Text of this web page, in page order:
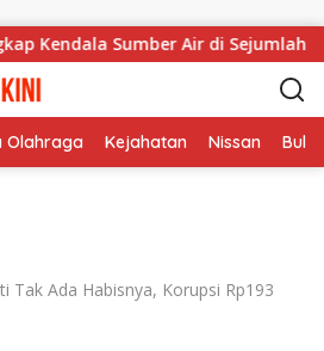
Sumber Air di Sejumlah Titik
Olahraga Kejahatan Nissan
Tak Ada Habisnya, Korupsi Rp193